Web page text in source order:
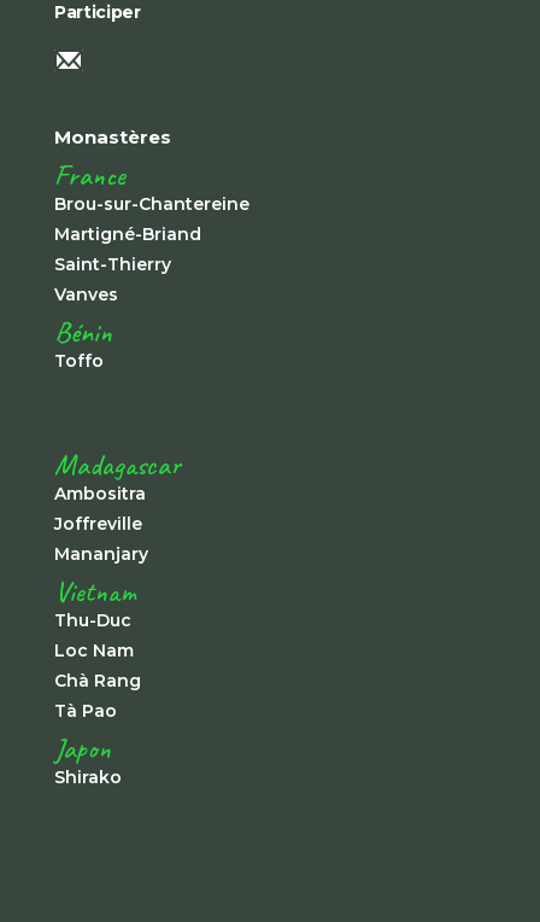
Participer
Monastères
France
Brou-sur-Chantereine
Martigné-Briand
Saint-Thierry
Vanves
Bénin
Toffo
Madagascar
Ambositra
Joffreville
Mananjary
Vietnam
Thu-Duc
Loc Nam
Chà Rang
Tà Pao
Japon
Shirako